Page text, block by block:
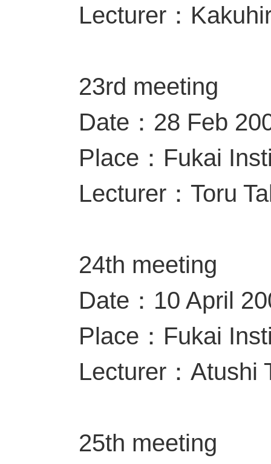
Lecturer：
23rd meeting
Date：28 Feb
Place：Fukai
Lecturer：Toru
24th meeting
Date：10 April
Place：Fukai
Lecturer：Atushi
25th meeting